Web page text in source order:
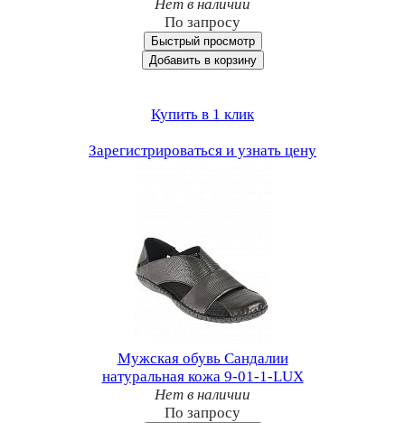
Нет в наличии
По запросу
Быстрый просмотр
Добавить в корзину
Купить в 1 клик
Зарегистрироваться и узнать цену
Мужская обувь Сандалии
натуральная кожа 9-01-1-LUX
Нет в наличии
По запросу